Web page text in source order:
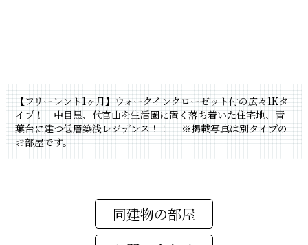
【フリーレント1ヶ月】ウォークインクローゼット付の広々1Kタ
イプ！ 中目黒、代官山を生活圏に置く落ち着いた住宅地、青
葉台に建つ低層築浅レジデンス！！
※掲載写真は別タイプの
お部屋です。
同建物の部屋